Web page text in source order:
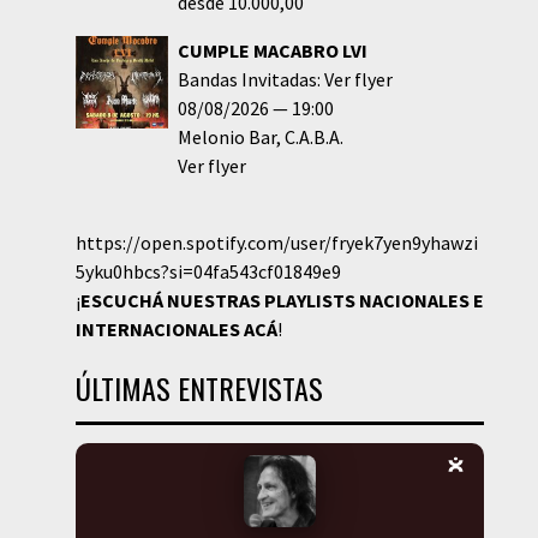
CUMPLE MACABRO LVI
Bandas Invitadas: Ver flyer
08/08/2026
19:00
Melonio Bar C.A.B.A.
Ver flyer
https://open.spotify.com/user/fryek7yen9yhawzi
5yku0hbcs?si=04fa543cf01849e9
¡ESCUCHÁ NUESTRAS PLAYLISTS NACIONALES E
INTERNACIONALESACÁ!
ÚLTIMAS ENTREVISTAS